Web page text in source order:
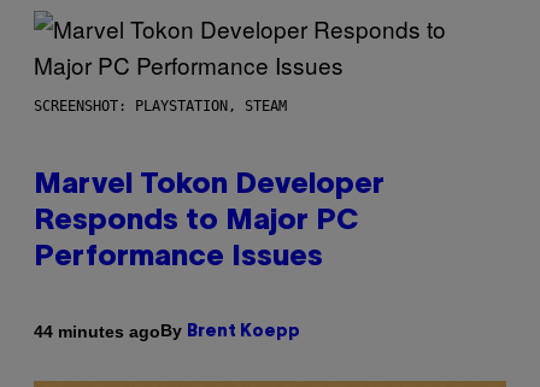
SCREENSHOT: PLAYSTATION, STEAM
Marvel Tokon Developer
Responds to Major PC
Performance Issues
44 minutes agoBy Brent Koepp